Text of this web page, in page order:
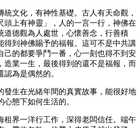
統文化，有神性基礎。古人有天命觀，
頭上有神靈」，人的一言一行，神佛在
道德觀為人處世，心懷善念，行善積
得到神佛賜予的福報。這可不是中共講
己的都要爭鬥一番，心一刻也得不到安
造業一生，最後得到的還不是福報，而
為是偶然的。
發生在光緒年間的真實故事，能很好地
態下如何生活的。
租界一洋行工作，深得老闆信任。端午